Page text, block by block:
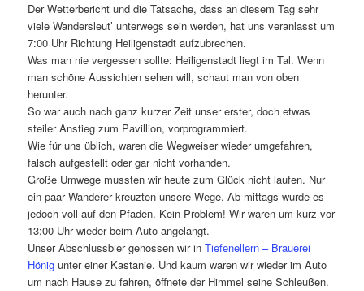
Der Wetterbericht und die Tatsache, dass an diesem Tag sehr
viele Wandersleut’ unterwegs sein werden, hat uns veranlasst um
7:00 Uhr Richtung Heiligenstadt aufzubrechen.
Was man nie vergessen sollte: Heiligenstadt liegt im Tal. Wenn
man schöne Aussichten sehen will, schaut man von oben
herunter.
So war auch nach ganz kurzer Zeit unser erster, doch etwas
steiler Anstieg zum Pavillion, vorprogrammiert.
Wie für uns üblich, waren die Wegweiser wieder umgefahren,
falsch aufgestellt oder gar nicht vorhanden.
Große Umwege mussten wir heute zum Glück nicht laufen. Nur
ein paar Wanderer kreuzten unsere Wege. Ab mittags wurde es
jedoch voll auf den Pfaden. Kein Problem! Wir waren um kurz vor
13:00 Uhr wieder beim Auto angelangt.
Unser Abschlussbier genossen wir inTiefenellern – Brauerei
Hönig unter einer Kastanie. Und kaum waren wir wieder im Auto
um nach Hause zu fahren, öffnete der Himmel seine Schleußen.